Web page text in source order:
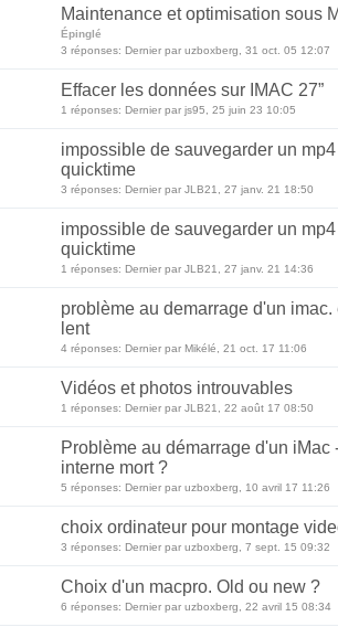
Maintenance et optimisation sous
Épinglé
3 réponses: Dernier par uzboxberg, 31 oct. 05 12:07
Effacer les données sur IMAC 27”
1 réponses: Dernier par js95, 25 juin 23 10:05
impossible de sauvegarder un
quicktime
3 réponses: Dernier par JLB21, 27 janv. 21 18:50
impossible de sauvegarder un
quicktime
1 réponses: Dernier par JLB21, 27 janv. 21 14:36
problème au demarrage d'un imac.
lent
4 réponses: Dernier par Mikélé, 21 oct. 17 11:06
Vidéos et photos introuvables
1 réponses: Dernier par JLB21, 22 août 17 08:50
Problème au démarrage d'un iMac
interne mort ?
5 réponses: Dernier par uzboxberg, 10 avril 17 11:26
choix ordinateur pour montage
3 réponses: Dernier par uzboxberg, 7 sept. 15 09:32
Choix d'un macpro. Old ou new ?
6 réponses: Dernier par uzboxberg, 22 avril 15 08:34